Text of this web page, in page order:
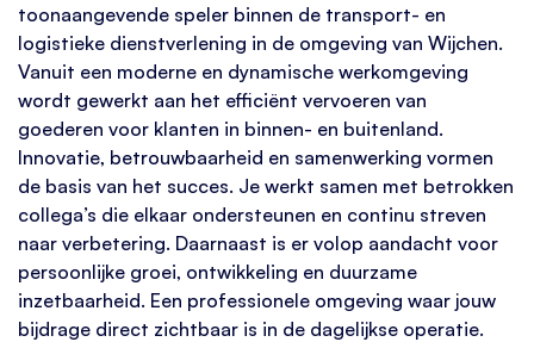
toonaangevende speler binnen de transport- en
logistieke dienstverlening in de omgeving van Wijchen.
Vanuit een moderne en dynamische werkomgeving
wordt gewerkt aan het efficiënt vervoeren van
goederen voor klanten in binnen- en buitenland.
Innovatie, betrouwbaarheid en samenwerking vormen
de basis van het succes. Je werkt samen met betrokken
collega’s die elkaar ondersteunen en continu streven
naar verbetering. Daarnaast is er volop aandacht voor
persoonlijke groei, ontwikkeling en duurzame
inzetbaarheid. Een professionele omgeving waar jouw
bijdrage direct zichtbaar is in de dagelijkse operatie.